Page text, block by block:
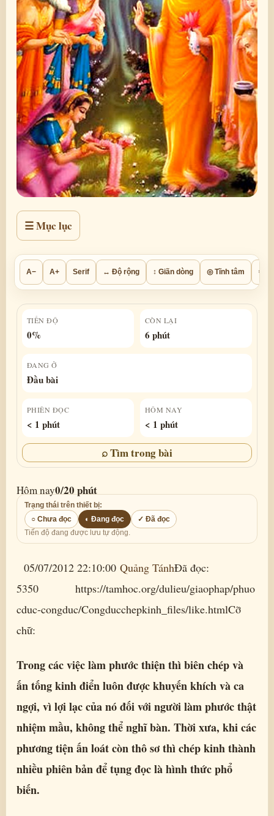
☰ Mục lục
A− A+ Serif ↔ Độ rộng ↕ Giãn dòng ◎ Tĩnh tâm ⚙
TIẾN ĐỘ
0%
CÒN LẠI
6 phút
ĐANG Ở
Đầu bài
PHIÊN ĐỌC
< 1 phút
HÔM NAY
< 1 phút
⌕ Tìm trong bài
Hôm nay0/20 phút
Trạng thái trên thiết bị:
○ Chưa đọc
◐ Đang đọc
✓ Đã đọc
Tiến độ đang được lưu tự động.
05/07/2012 22:10:00 Quảng TánhĐã đọc:
5350 https://tamhoc.org/dulieu/giaophap/phuo
cduc-congduc/Congducchepkinh_files/like.htmlCỡ
chữ:
Trong các việc làm phước thiện thì biên chép và
ấn tống kinh điển luôn được khuyến khích và ca
ngợi, vì lợi lạc của nó đối với người làm phước thật
nhiệm mầu, không thể nghĩ bàn. Thời xưa, khi các
phương tiện ấn loát còn thô sơ thì chép kinh thành
nhiều phiên bản để tụng đọc là hình thức phổ
biến.